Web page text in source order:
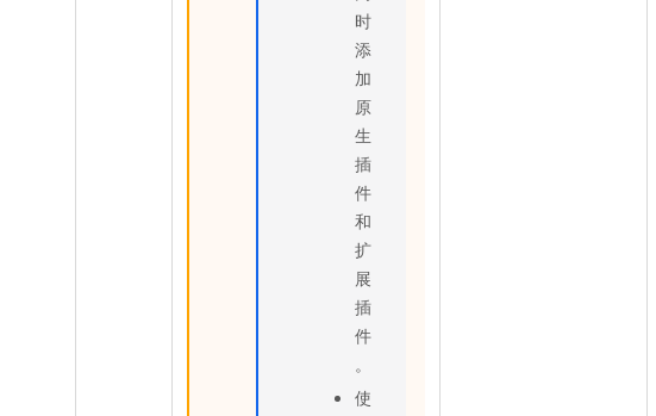
时
添
加
原
生
插
件
和
扩
展
插
件
。
使